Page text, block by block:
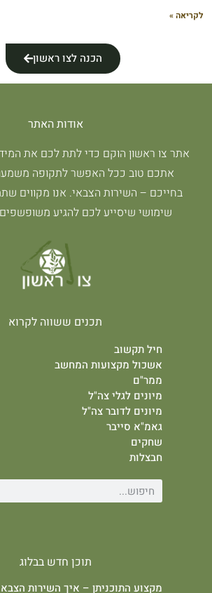
לקריאה »
הכנה לצו ראשון
אודות האתר
אתר צו ראשון הוקם כדי לתת לכם את
אתכם טוב ככל האפשר לתקופה
בחייכם – השירות הצבאי. אנו מקווים
שימושי שיסייע לכם להגיע
תכנים ששווה לקרוא
חיל תקשוב
אשכול מקצועות המחשב
ממר"ם
מיונים לגלי צה"ל
מיונים לדובר צה"ל
גאמ"א סייבר
שחקים
חבצלות
תוכן חדש בבלוג
מקצוע התוכניתן – איך השירות